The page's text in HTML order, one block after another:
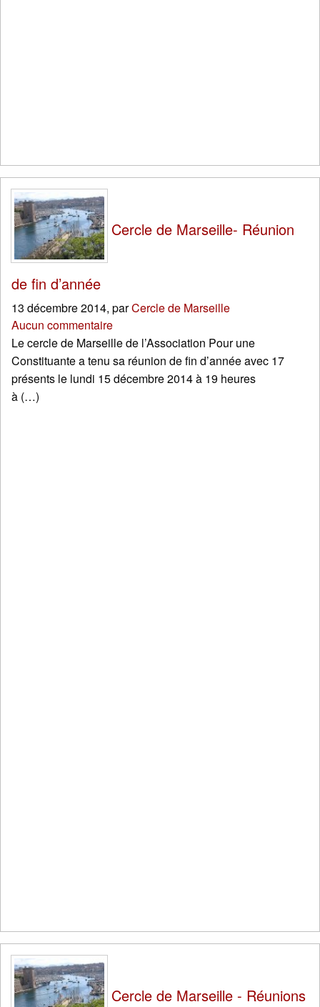
Cercle de Marseille- Réunion
de fin d’année
13 décembre 2014, parCercle de Marseille
Aucun commentaire
Le cercle de Marseille de l’Association Pour une
Constituante a tenu sa réunion de fin d’année avec 17
présents le lundi 15 décembre 2014 à 19 heures
à (…)
Cercle de Marseille - Réunions